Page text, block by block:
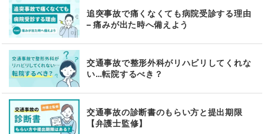
追突事故で痛くなくても病院受診する理由
– 痛みが出た時へ備えよう
交通事故で整形外科がリハビリしてくれな
い…転院するべき？
交通事故の診断書のもらい方と提出期限
【弁護士監修】